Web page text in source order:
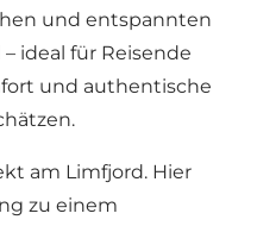
und entspannten
ideal für Reisende
und authentische
am Limfjord. Hier
zu einem